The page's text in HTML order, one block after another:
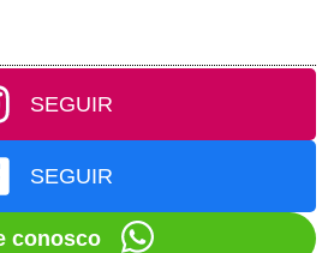
SEGUIR
SEGUIR
conosco